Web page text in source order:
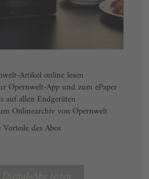
Artikel online lesen
Opernwelt-App und zum ePaper
auf allen Endgeräten
Onlinearchiv von Opernwelt
des Abos